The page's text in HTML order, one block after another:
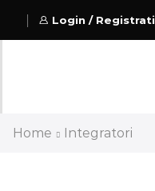
Login / Registrati
Home Integratori